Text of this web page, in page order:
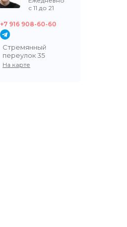
с 11 до 21
+7 916 908-60-60
Стремянный
переулок 35
На карте